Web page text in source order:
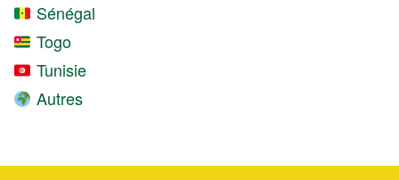
Sénégal
Togo
Tunisie
Autres